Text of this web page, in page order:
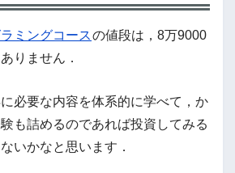
ミングコースの値段は，8万9000
りません．
必要な内容を体系的に学べて，か
も詰めるのであれば投資してみる
いかなと思います．